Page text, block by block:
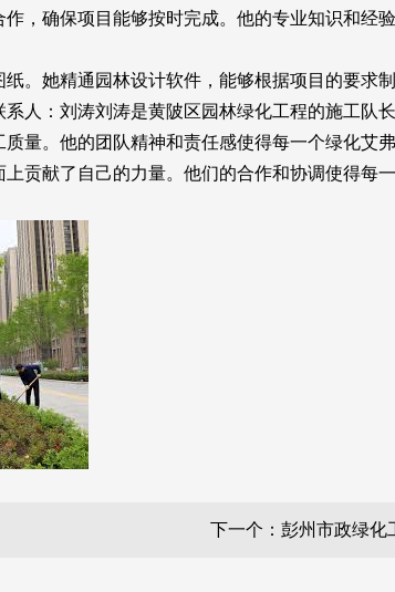
，确保项目能够按时完成。他的专业知识和经
。她精通园林设计软件，能够根据项目的要求
系人：刘涛刘涛是黄陂区园林绿化工程的施工队
量。他的团队精神和责任感使得每一个绿化艾
贡献了自己的力量。他们的合作和协调使得每
下一个：彭州市政绿化